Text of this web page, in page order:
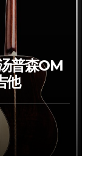
普森OM
他